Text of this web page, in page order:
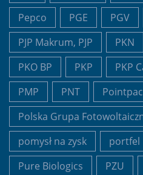
Pepco
PGE PGV
PJP Makrum, PJP
PKN
PKO BP
PKP PKP
PMP
PNT
Polska Grupa
pomysł na zysk
portfel
Pure Biologics
PZU